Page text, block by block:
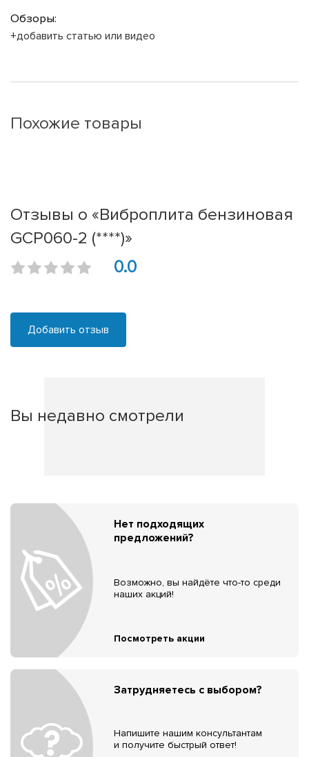
Обзоры:
+добавить статью или видео
Похожие товары
Отзывы о «Виброплита бензиновая
GCP060-2 (****)»
0.0
Добавить отзыв
Вы недавно смотрели
Нет подходящих
предложений?
Возможно, вы найдёте что-то среди
наших акций!
Посмотреть акции
Затрудняетесь с выбором?
Напишите нашим консультантам
и получите быстрый ответ!